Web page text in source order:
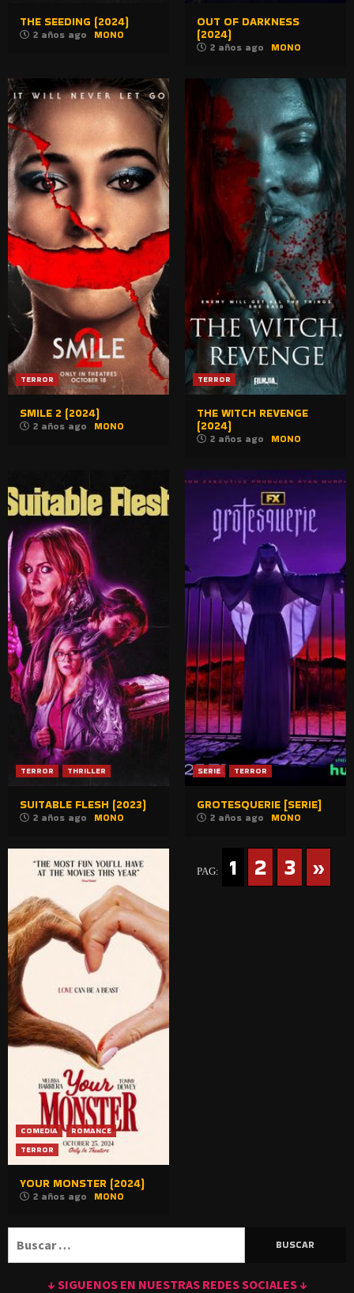
THE SEEDING (2024)
2 años ago MONO
OUT OF DARKNESS
(2024)
2 años ago MONO
TERROR
SMILE 2 (2024)
2 años ago MONO
TERROR
THE WITCH REVENGE
(2024)
2 años ago MONO
TERROR THRILLER
SUITABLE FLESH (2023)
2 años ago MONO
SERIE TERROR
GROTESQUERIE [SERIE]
2 años ago MONO
COMEDIA
ROMANCE
TERROR
YOUR MONSTER (2024)
2 años ago MONO
PAG: 1 2 3 »
↓ SIGUENOS EN NUESTRAS REDES SOCIALES ↓